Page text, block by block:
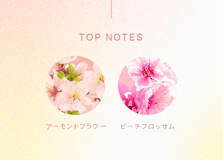
TOP NOTES
アーモンドフラワー ピーチブロッサム